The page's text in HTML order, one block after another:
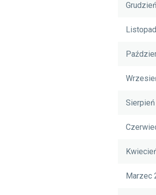
Sierpień
Marzec